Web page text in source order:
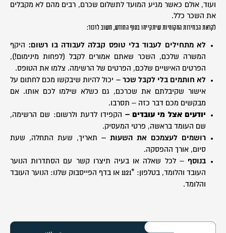
ועוד, אולם כאשר מגיע המועד לתשלום שכרם, רבים מהם לא מקבלים
את השכר כלל.
לקראת הבחירות המקומיות שיתקיימו בסוף החודש, חשוב לזכור:
לא מתחילים לעבוד בלי טופס קבלה לעבודה בו רשום: היקף
המשרה שלכם, השכר שאתם אמורים לקבל (לפחות מינימום!),
הפרטים האישיים שלכם, הפרטים של הרשימה. צלמו את הטופס.
לא חותמים בלי לקבל שכר – יכול להיות שיבקשו מכם לחתום על
אישור שקיבלתם את שכרכם, גם כשלא שילמו לכם אותו. אם
מבקשים מכם דבר כזה – תסרבו.
יודעים אצל מי עובדים –
הקפידו לדעת ולרשום: שם הרשימה,
שם העומד בראשה, פרטי המעסיק.
רושמים לעצמכם את השעות – תאריך, שעת התחלה, שעת
סיום, אורך ההפסקה.
בנוסף – לכל שאלה או בעיה תיצרו קשר עם הסתדרות הנוער
העובד והלומד, בטלפון: *1121 או בדף הפייסבוק שלנו: הנוער העובד
והלומד.